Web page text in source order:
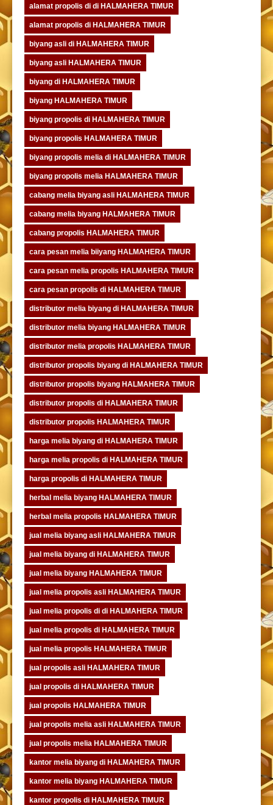
alamat propolis di di HALMAHERA TIMUR
alamat propolis di HALMAHERA TIMUR
biyang asli di HALMAHERA TIMUR
biyang asli HALMAHERA TIMUR
biyang di HALMAHERA TIMUR
biyang HALMAHERA TIMUR
biyang propolis di HALMAHERA TIMUR
biyang propolis HALMAHERA TIMUR
biyang propolis melia di HALMAHERA TIMUR
biyang propolis melia HALMAHERA TIMUR
cabang melia biyang asli HALMAHERA TIMUR
cabang melia biyang HALMAHERA TIMUR
cabang propolis HALMAHERA TIMUR
cara pesan melia biiyang HALMAHERA TIMUR
cara pesan melia propolis HALMAHERA TIMUR
cara pesan propolis di HALMAHERA TIMUR
distributor melia biyang di HALMAHERA TIMUR
distributor melia biyang HALMAHERA TIMUR
distributor melia propolis HALMAHERA TIMUR
distributor propolis biyang di HALMAHERA TIMUR
distributor propolis biyang HALMAHERA TIMUR
distributor propolis di HALMAHERA TIMUR
distributor propolis HALMAHERA TIMUR
harga melia biyang di HALMAHERA TIMUR
harga melia propolis di HALMAHERA TIMUR
harga propolis di HALMAHERA TIMUR
herbal melia biyang HALMAHERA TIMUR
herbal melia propolis HALMAHERA TIMUR
jual melia biyang asli HALMAHERA TIMUR
jual melia biyang di HALMAHERA TIMUR
jual melia biyang HALMAHERA TIMUR
jual melia propolis asli HALMAHERA TIMUR
jual melia propolis di di HALMAHERA TIMUR
jual melia propolis di HALMAHERA TIMUR
jual melia propolis HALMAHERA TIMUR
jual propolis asli HALMAHERA TIMUR
jual propolis di HALMAHERA TIMUR
jual propolis HALMAHERA TIMUR
jual propolis melia asli HALMAHERA TIMUR
jual propolis melia HALMAHERA TIMUR
kantor melia biyang di HALMAHERA TIMUR
kantor melia biyang HALMAHERA TIMUR
kantor propolis di HALMAHERA TIMUR